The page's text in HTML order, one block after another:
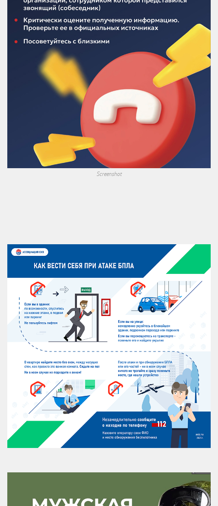
Screenshot